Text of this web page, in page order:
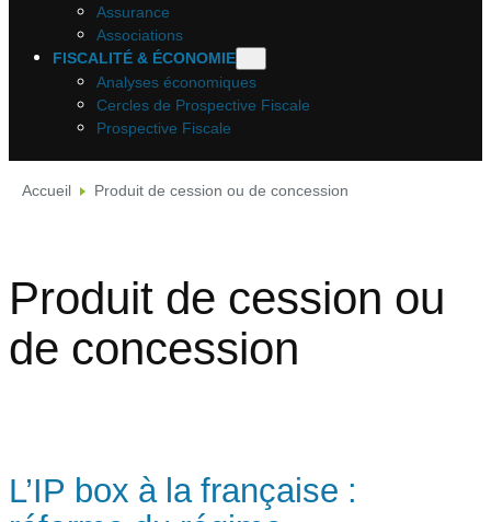
Assurance
Associations
FISCALITÉ & ÉCONOMIE
Analyses économiques
Cercles de Prospective Fiscale
Prospective Fiscale
Accueil Produit de cession ou de concession
Produit de cession ou
de concession
L’IP box à la française :